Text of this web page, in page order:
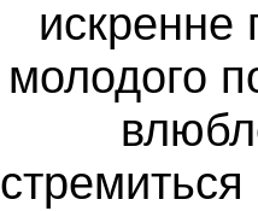
искренне
молодого